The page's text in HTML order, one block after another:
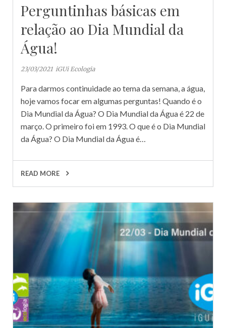
Perguntinhas básicas em
relação ao Dia Mundial da
Água!
23/03/2021 iGUi Ecologia
Para darmos continuidade ao tema da semana, a água,
hoje vamos focar em algumas perguntas! Quando é o
Dia Mundial da Água? O Dia Mundial da Água é 22 de
março. O primeiro foi em 1993. O que é o Dia Mundial
da Água? O Dia Mundial da Água é…
READ MORE